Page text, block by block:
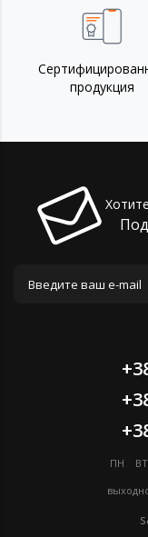
продукция
ПН ВТ